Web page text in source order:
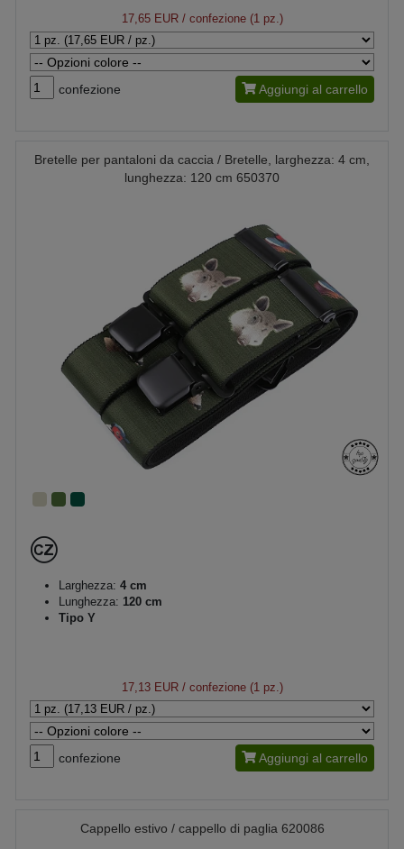
17,65 EUR/ confezione (1 pz.)
confezione Aggiungi al carrello
Bretelle per pantaloni da caccia / Bretelle, larghezza: 4 cm,
lunghezza: 120 cm 650370
Larghezza: 4 cm
Lunghezza: 120 cm
Tipo Y
17,13 EUR/ confezione (1 pz.)
confezione Aggiungi al carrello
Cappello estivo / cappello di paglia 620086